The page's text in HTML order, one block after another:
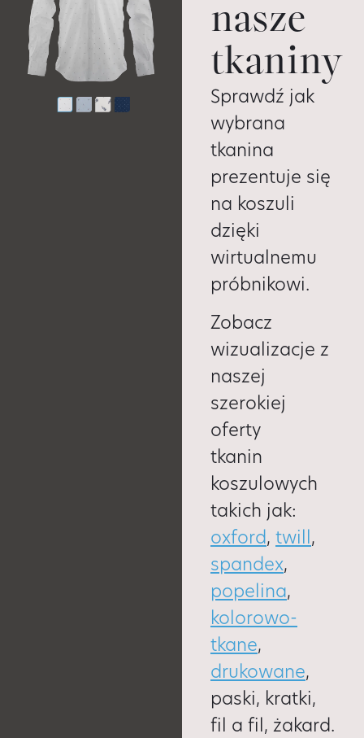
nasze
tkaniny
Sprawdź jak
wybrana
tkanina
prezentuje się
na koszuli
dzięki
wirtualnemu
próbnikowi.
Zobacz
wizualizacje z
naszej
szerokiej
oferty
tkanin
koszulowych
takich jak:
oxford, twill,
spandex,
popelina,
kolorowo-
tkane,
drukowane,
paski, kratki,
fil a fil, żakard.